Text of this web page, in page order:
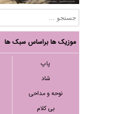
موزیک ها براساس سبک ها
پاپ
شاد
نوحه و مداحی
بی کلام